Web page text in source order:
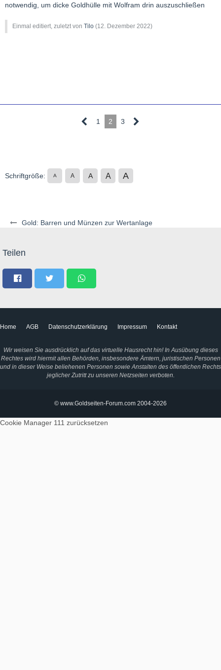
Gold: Barren und Münzen zur Wertanlage
notwendig, um dicke Goldhülle mit Wolfram drin auszuschließen
Einmal editiert, zuletzt von Tilo (12. Dezember 2022)
1 2 3
Schriftgröße: A A A A A
Teilen
Home AGB Datenschutzerklärung Impressum Kontakt
Wir weisen Sie ausdrücklich auf das virtuelle Hausrecht hin! In Ausübung dieses
Rechtes wird hiermit allen Behörden, insbesondere Ämtern, juristischen Personen
und in dieser Weise beliehenen Personen sowie Anstalten des öffentlichen Rechts
jeglicher Zutritt zu unseren Netzseiten verboten.
© www.Goldseiten-Forum.com 2004-2026
Cookie Manager 111 zurücksetzen